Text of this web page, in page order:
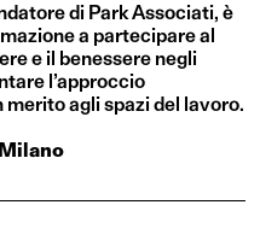
di Park Associati, è
a partecipare al
e il benessere negli
l’approccio
agli spazi del lavoro.